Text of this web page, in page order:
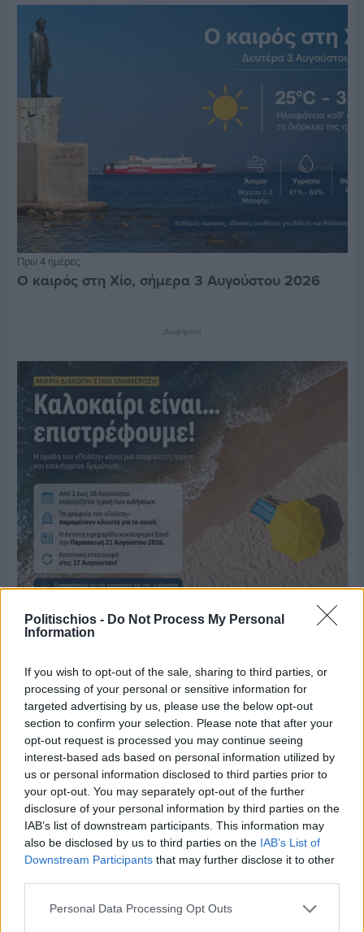
Politischios - Do Not Process My Personal
Information
If you wish to opt-out of the sale, sharing to third parties, or
processing of your personal or sensitive information for
targeted advertising by us, please use the below opt-out
section to confirm your selection. Please note that after your
opt-out request is processed you may continue seeing
interest-based ads based on personal information utilized by
us or personal information disclosed to third parties prior to
your opt-out. You may separately opt-out of the further
disclosure of your personal information by third parties on the
IAB’s list of downstream participants. This information may
also be disclosed by us to third parties on the IAB’s List of
Downstream Participants that may further disclose it to other
Personal Data Processing Opt Outs
Πριν 4 ημέρες
Ο καιρός στη Χίο, σήμερα 3 Αυγούστου 2026
Διαφήμιση
Πριν 7 ημέρες
Μία μικρή αλλά αναγκαία ανάπαυλα για την